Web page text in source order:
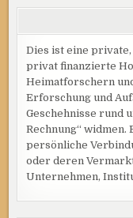
Dies ist eine
privat finanzierte
Heimatforschern
Erforschung und
Geschehnisse rund
Rechnung“
persönliche
oder deren
Unternehmen,